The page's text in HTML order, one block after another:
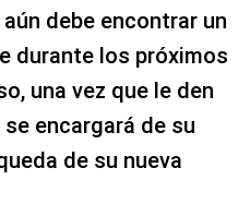
debe encontrar un
durante los próximos
una vez que le den
encargará de su
de su nueva